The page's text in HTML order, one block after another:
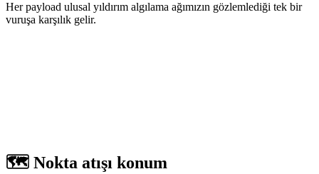
Her payload ulusal yıldırım algılama ağımızın gözlemlediği tek bir
vuruşa karşılık gelir.
🗺️ Nokta atışı konum